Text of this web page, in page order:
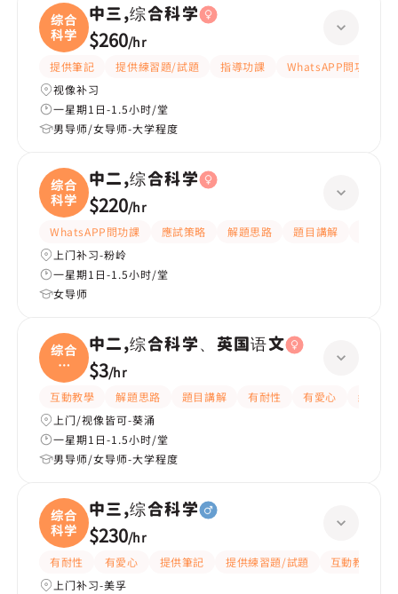
综合
科学
中三,综合科学
$260/hr
提供筆記 提供練習題/試題 指導功課
WhatsAPP問功課
视像补习
一星期1日-1.5小时/堂
男导师/女导师-大学程度
综合
科学
中二,综合科学
$220/hr
WhatsAPP問功課 應試策略 解題思路 題目講解
上门补习-粉岭
一星期1日-1.5小时/堂
女导师
综合
科
学、
中二,综合科学、英国语文
$3/hr
互動教學 解題思路 題目講解 有耐性 有愛心
細心
上门/视像皆可-葵涌
一星期1日-1.5小时/堂
男导师/女导师-大学程度
综合
科学
中三,综合科学
$230/hr
有耐性 有愛心 提供筆記 提供練習題/試題 互動教學
上门补习-美孚